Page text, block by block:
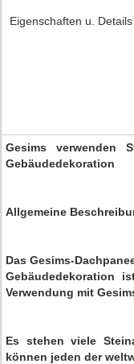
Eigenschaften u. Details
Gesims verwenden
Gebäudedekoration
Allgemeine
Das Gesims-
Gebäudedekoration
Verwendung mit
Es stehen viele
können jeden der